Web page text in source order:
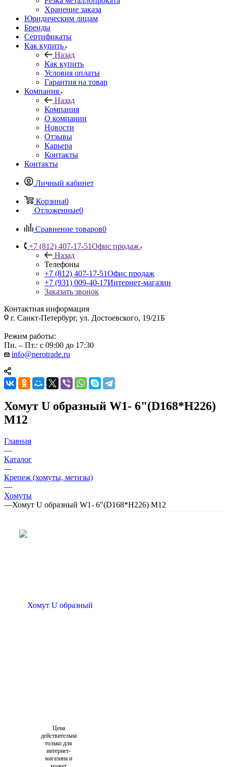
Хранение заказа
Юридическим лицам
Бренды
Сертификаты
Как купить
Назад
Как купить
Условия оплаты
Гарантия на товар
Компания
Назад
Компания
О компании
Новости
Отзывы
Карьера
Контакты
Контакты
Личный кабинет
Корзина0
Отложенные0
Сравнение товаров0
+7 (812) 407-17-51Офис продаж
Назад
Телефоны
+7 (812) 407-17-51Офис продаж
+7 (931) 009-40-17Интернет-магазин
Заказать звонок
Контактная информация
г. Санкт-Петербург, ул. Достоевского, 19/21Б
Режим работы:
Пн. – Пт.: с 09:00 до 17:30
info@nerotrade.ru
Хомут U образный W1- 6"(D168*H226)
М12
Главная
—
Каталог
—
Крепеж (хомуты, метизы)
—
Хомуты
—Хомут U образный W1- 6"(D168*H226) М12
Цена
действительна
только для
интернет-
магазина и